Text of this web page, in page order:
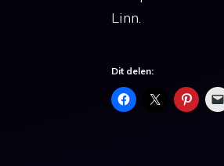
Linn.
Dit delen: